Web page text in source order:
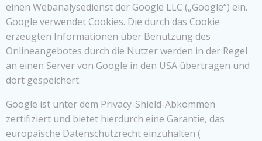
einen Webanalysedienst der Google LLC („Google“) ein.
Google verwendet Cookies. Die durch das Cookie
erzeugten Informationen über Benutzung des
Onlineangebotes durch die Nutzer werden in der Regel
an einen Server von Google in den USA übertragen und
dort gespeichert.
Google ist unter dem Privacy-Shield-Abkommen
zertifiziert und bietet hierdurch eine Garantie, das
europäische Datenschutzrecht einzuhalten (